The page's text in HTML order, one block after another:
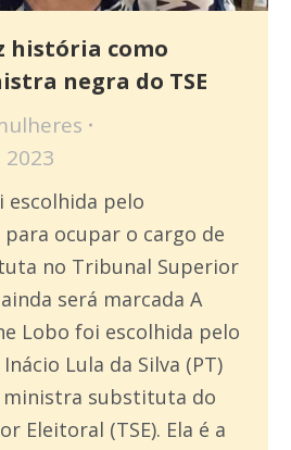
história como
negra do TSE
escolhida pelo
ocupar o cargo de
no Tribunal Superior
será marcada A
Lobo foi escolhida pelo
Lula da Silva (PT)
ministra substituta do
Eleitoral (TSE). Ela é a